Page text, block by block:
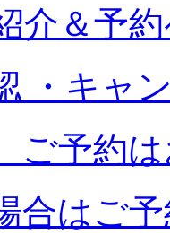
介＆予
・キャ
予約は
合はご